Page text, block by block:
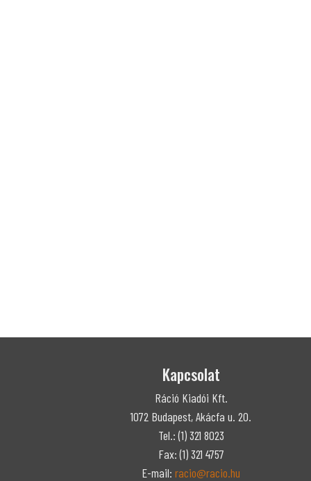
Kapcsolat
Ráció Kiadói Kft.
1072 Budapest, Akácfa u. 20.
Tel.: (1) 321 8023
Fax: (1) 321 4757
E-mail: racio@racio.hu